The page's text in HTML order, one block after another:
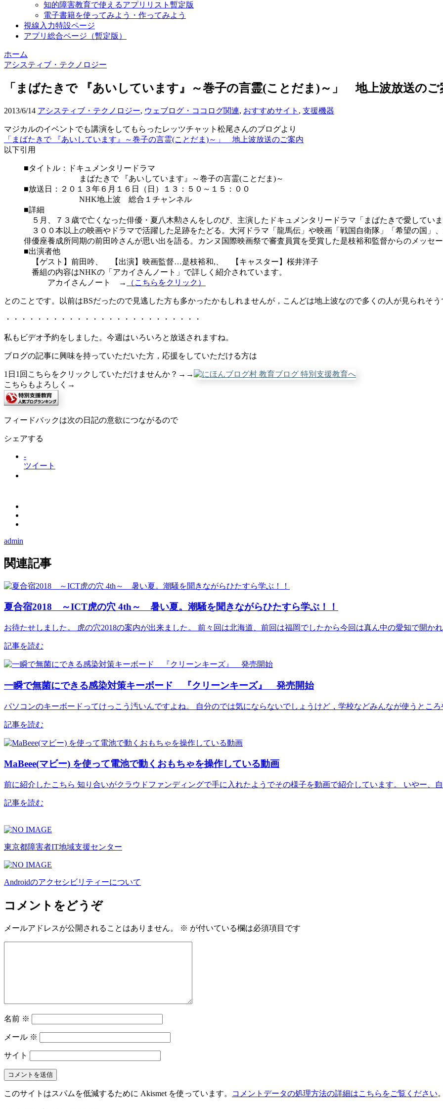
知的障害教育で使えるアプリリスト暫定版
電子書籍を使ってみよう・作ってみよう
視線入力特設ページ
アプリ総合ページ（暫定版）
ホーム
アシスティブ・テクノロジー
「まばたきで 『あいしています』～巻子の言霊(ことだま)～」 地上波放送のご
2013/6/14 アシスティブ・テクノロジー, ウェブログ・ココログ関連, おすすめサイト , 支援機器
マジカルのイベントでも講演をしてもらったレッツチャット松尾さんのブログより
「まばたきで 『あいしています』～巻子の言霊(ことだま)～」 地上波放送のご案内
以下引用
■タイトル：ドキュメンタリードラマ
まばたきで 『あいしています』～巻子の言霊(ことだま)～
■放送日：２０１３年６月１６日（日）１３：５０～１５：００
NHK地上波 総合１チャンネル
■詳細
５月、７３歳で亡くなった俳優・夏八木勲さんをしのび、主演したドキュメンタリードラマ「まばたきで愛していま
３００本以上の映画やドラマで活躍した足跡をたどる。大河ドラマ「龍馬伝」や映画「戦国自衛隊」「希望の国」
俳優座養成所同期の前田吟さんが思い出を語る。カンヌ国際映画祭で審査員賞を受賞した是枝裕和監督からのメッセー
■出演者他
【ゲスト】前田吟、 【出演】映画監督…是枝裕和,、 【キャスター】桜井洋子
番組の内容はNHKの「アカイさんノート」で詳しく紹介されています。
アカイさんノート →
（こちらをクリック）
とのことです。以前はBSだったので見逃した方も多かったかもしれませんが，こんどは地上波なので多くの人が見られそう
・・・・・・・・・・・・・・・・・・・・・・・・・
私もビデオ予約をしました。今週はいろいろと放送されますね。
ブログの記事に興味を持っていただいた方，応援をしていただける方は
1日1回こちらをクリックしていただけませんか？→→
こちらもよろしく→
フィードバックは次の日記の意欲につながるので
シェアする
-
ツイート
admin
関連記事
夏合宿2018 ～ICT虎の穴 4th～ 暑い夏。潮騒を聞きながらひたすら学ぶ！！
お待たせしました。 虎の穴2018の案内が出来ました。 前々回は北海道、前回は福岡でしたから今回は真ん中の愛知で開か
記事を読む
一瞬で無菌にできる感染対策キーボード 『クリーンキーズ』 発売開始
パソコンのキーボードってけっこう汚いんですよね。 自分のでは気にならないでしょうけど，学校などみんなが使うとこ
記事を読む
MaBeee(マビー) を使って電池で動くおもちゃを操作している動画
前に紹介したこちら 知り合いがクラウドファンディングで手に入れたようでその様子を動画で紹介しています。 いやー、
記事を読む
東京都障害者IT地域支援センター
Androidのアクセシビリティーについて
コメントをどうぞ
メールアドレスが公開されることはありません。 ※ が付いている欄は必須項目です
名前 ※
メール ※
サイト
このサイトはスパムを低減するために Akismet を使っています。 コメントデータの処理方法の詳細はこちらをご覧ください。